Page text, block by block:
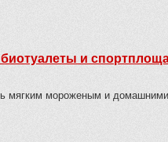
и
мягким мороженым и